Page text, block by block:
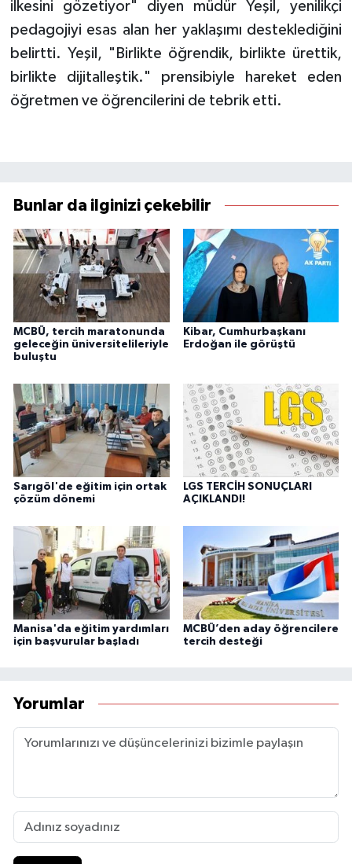
ilkesini gözetiyor" diyen müdür Yeşil, yenilikçi
pedagojiyi esas alan her yaklaşımı desteklediğini
belirtti. Yeşil, "Birlikte öğrendik, birlikte ürettik,
birlikte dijitalleştik." prensibiyle hareket eden
öğretmen ve öğrencilerini de tebrik etti.
Bunlar da ilginizi çekebilir
MCBÜ, tercih maratonunda
geleceğin üniversitelileriyle
buluştu
Kibar, Cumhurbaşkanı
Erdoğan ile görüştü
Sarıgöl'de eğitim için ortak
çözüm dönemi
LGS TERCİH SONUÇLARI
AÇIKLANDI!
Manisa'da eğitim yardımları
için başvurular başladı
MCBÜ’den aday öğrencilere
tercih desteği
Yorumlar